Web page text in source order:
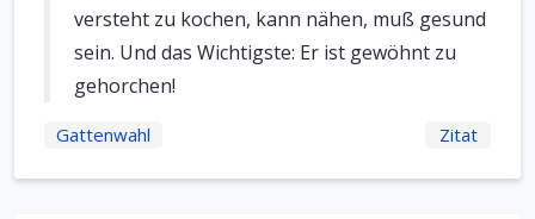
versteht zu kochen, kann nähen, muß gesund
sein. Und das Wichtigste: Er ist gewöhnt zu
gehorchen!
Gattenwahl Zitat